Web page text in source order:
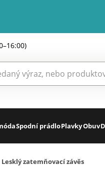
Spodní prádloPlavkyObuv
Lesklý zatemňovací závěs